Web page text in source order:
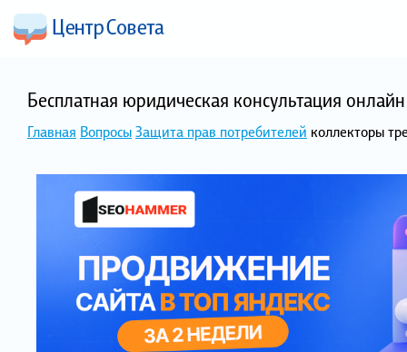
Бесплатная юридическая консультация
Главная ВопросыЗащита прав потребителей коллекторы